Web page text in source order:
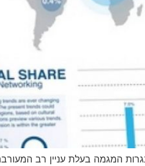
המגמה בעלת עניין רב